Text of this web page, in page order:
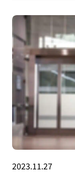
2023.11.27